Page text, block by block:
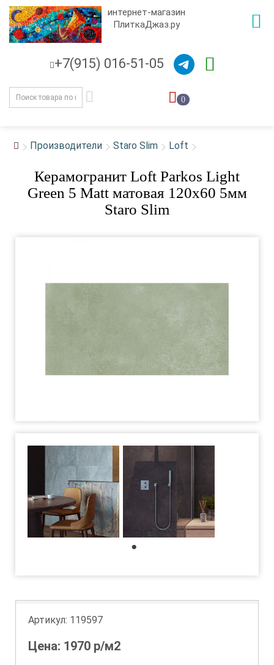
интернет-магазин
ПлиткаДжаз.ру
+7(915) 016-51-05
0
Производители Staro Slim Loft
Керамогранит Loft Parkos Light
Green 5 Matt матовая 120x60 5мм
Staro Slim
Артикул: 119597
Цена: 1970 р/м2